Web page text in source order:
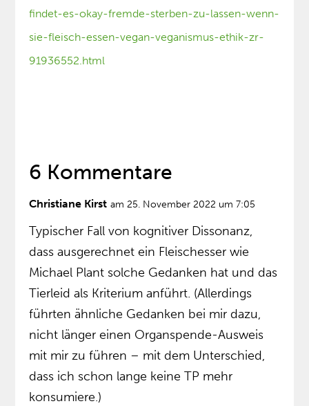
findet-es-okay-fremde-sterben-zu-lassen-wenn-
sie-fleisch-essen-vegan-veganismus-ethik-zr-
91936552.html
6 Kommentare
Christiane Kirst am 25. November 2022 um 7:05
Typischer Fall von kognitiver Dissonanz,
dass ausgerechnet ein Fleischesser wie
Michael Plant solche Gedanken hat und das
Tierleid als Kriterium anführt. (Allerdings
führten ähnliche Gedanken bei mir dazu,
nicht länger einen Organspende-Ausweis
mit mir zu führen – mit dem Unterschied,
dass ich schon lange keine TP mehr
konsumiere.)